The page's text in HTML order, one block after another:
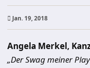
Jan. 19, 2018
Angela Merkel,
„Der Swag meiner